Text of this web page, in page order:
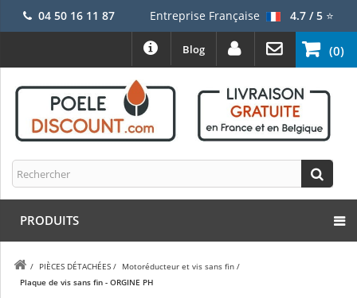
04 50 16 11 87 Entreprise Française 4.7 / 5⭐
(0)
Blog
PRODUITS
/ PIÈCES DÉTACHÉES / Motoréducteur et vis sans fin /
Plaque de vis sans fin - ORGINE PH